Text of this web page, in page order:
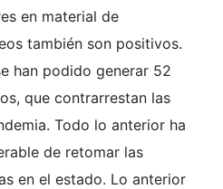
en material de
también son positivos.
han podido generar 52
que contrarrestan las
Todo lo anterior ha
de retomar las
en el estado. Lo anterior